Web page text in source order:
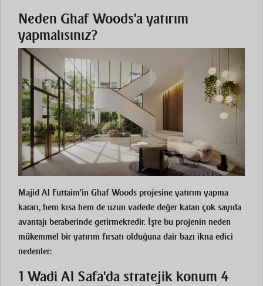
Neden Ghaf Woods'a yatırım
yapmalısınız?
Majid Al Futtaim'in Ghaf Woods projesine yatırım yapma
kararı, hem kısa hem de uzun vadede değer katan çok sayıda
avantajı beraberinde getirmektedir. İşte bu projenin neden
mükemmel bir yatırım fırsatı olduğuna dair bazı ikna edici
nedenler:
1 Wadi Al Safa'da stratejik konum 4